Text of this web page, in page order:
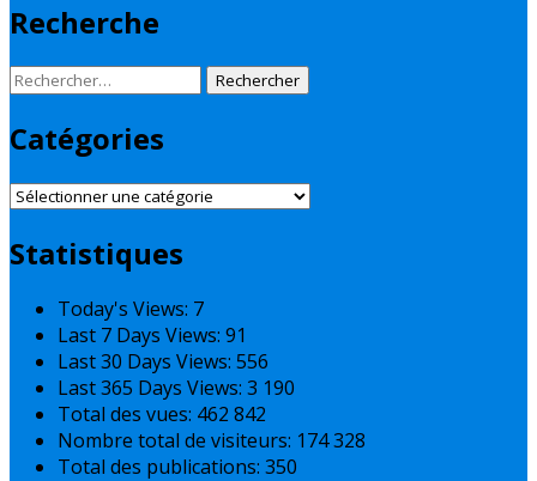
Recherche
Rechercher :
Catégories
Catégories
Statistiques
Today's Views: 7
Last 7 Days Views: 91
Last 30 Days Views: 556
Last 365 Days Views: 3 190
Total des vues: 462 842
Nombre total de visiteurs: 174 328
Total des publications: 350